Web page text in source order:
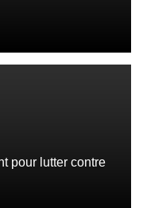
pour lutter contre